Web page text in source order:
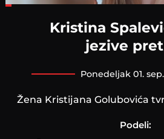
Kristina
jezive
ponedeljak 01.
Žena Kristijana Golubovića
Podeli: